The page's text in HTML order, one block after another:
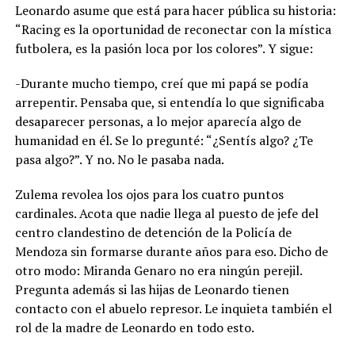
Leonardo asume que está para hacer pública su historia:
“Racing es la oportunidad de reconectar con la mística
futbolera, es la pasión loca por los colores”. Y sigue:
-Durante mucho tiempo, creí que mi papá se podía
arrepentir. Pensaba que, si entendía lo que significaba
desaparecer personas, a lo mejor aparecía algo de
humanidad en él. Se lo pregunté: “¿Sentís algo? ¿Te
pasa algo?”. Y no. No le pasaba nada.
Zulema revolea los ojos para los cuatro puntos
cardinales. Acota que nadie llega al puesto de jefe del
centro clandestino de detención de la Policía de
Mendoza sin formarse durante años para eso. Dicho de
otro modo: Miranda Genaro no era ningún perejil.
Pregunta además si las hijas de Leonardo tienen
contacto con el abuelo represor. Le inquieta también el
rol de la madre de Leonardo en todo esto.